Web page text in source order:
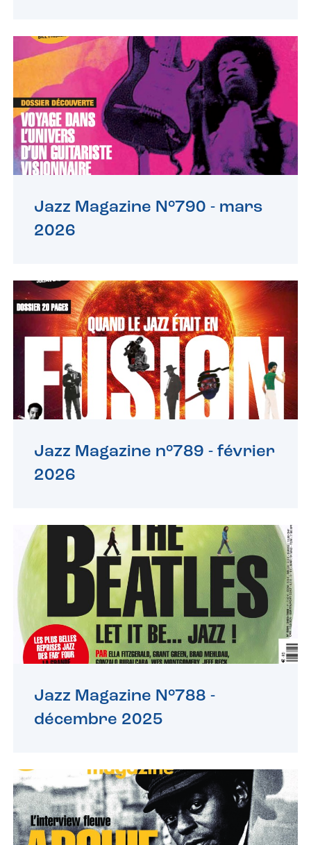
Jazz Magazine N°790 - mars
2026
Jazz Magazine n°789 - février
2026
Jazz Magazine N°788 -
décembre 2025